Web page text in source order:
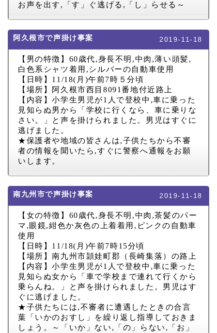
お声を出す , 「す」ぐ逃げる , 「し」らせる～
阿久根市で声掛け事案 2019-11-18
【男の特徴】 60歳代,身長不明 ,中肉 ,薄い頭髪,
白色系シャツ着用 , シルバーの自動車使用
【日時】 11/18( 月 )午前7時５分頃
【場所】阿久根市西目 8091番地付近路上
【内容】小学生男児が1 人で登校中 ,車に乗った
見知らぬ男から「学校に行くなら、車に乗りな
さい。」と声を掛けられました。男児はすぐに
逃げました。
★保護者や地域の皆さんは,子供たちから不審
者の情報を聞いたら ,すぐに警察へ通報をお願
いします。
南九州市で声掛け事案 2019-11-18
【女の特徴】 60歳代,身長不明 ,中肉 ,茶髪のパー
マ , 眼鏡,紺色か灰色の上着着用 , ピンクの自動車
使用
【日時】 11/18( 月 )午前7時15分頃
【場所】南九州市頴娃町郡（長崎集落）の路上
【内容】小学生男児が1 人で登校中 ,車に乗った
見知らぬ女から「車で学校まで連れて行くから
乗らんね。」と声を掛けられました。男児はす
ぐに逃げました。
★子供たちには,不審者に遭遇したときの合言
葉「いかのおすし」を繰り返し指導しておきま
しょう。～「いか」ない , 「の」らない ,
「お」